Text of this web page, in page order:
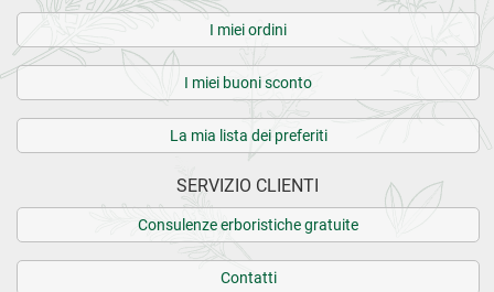
I miei ordini
I miei buoni sconto
La mia lista dei preferiti
SERVIZIO CLIENTI
Consulenze erboristiche gratuite
Contatti